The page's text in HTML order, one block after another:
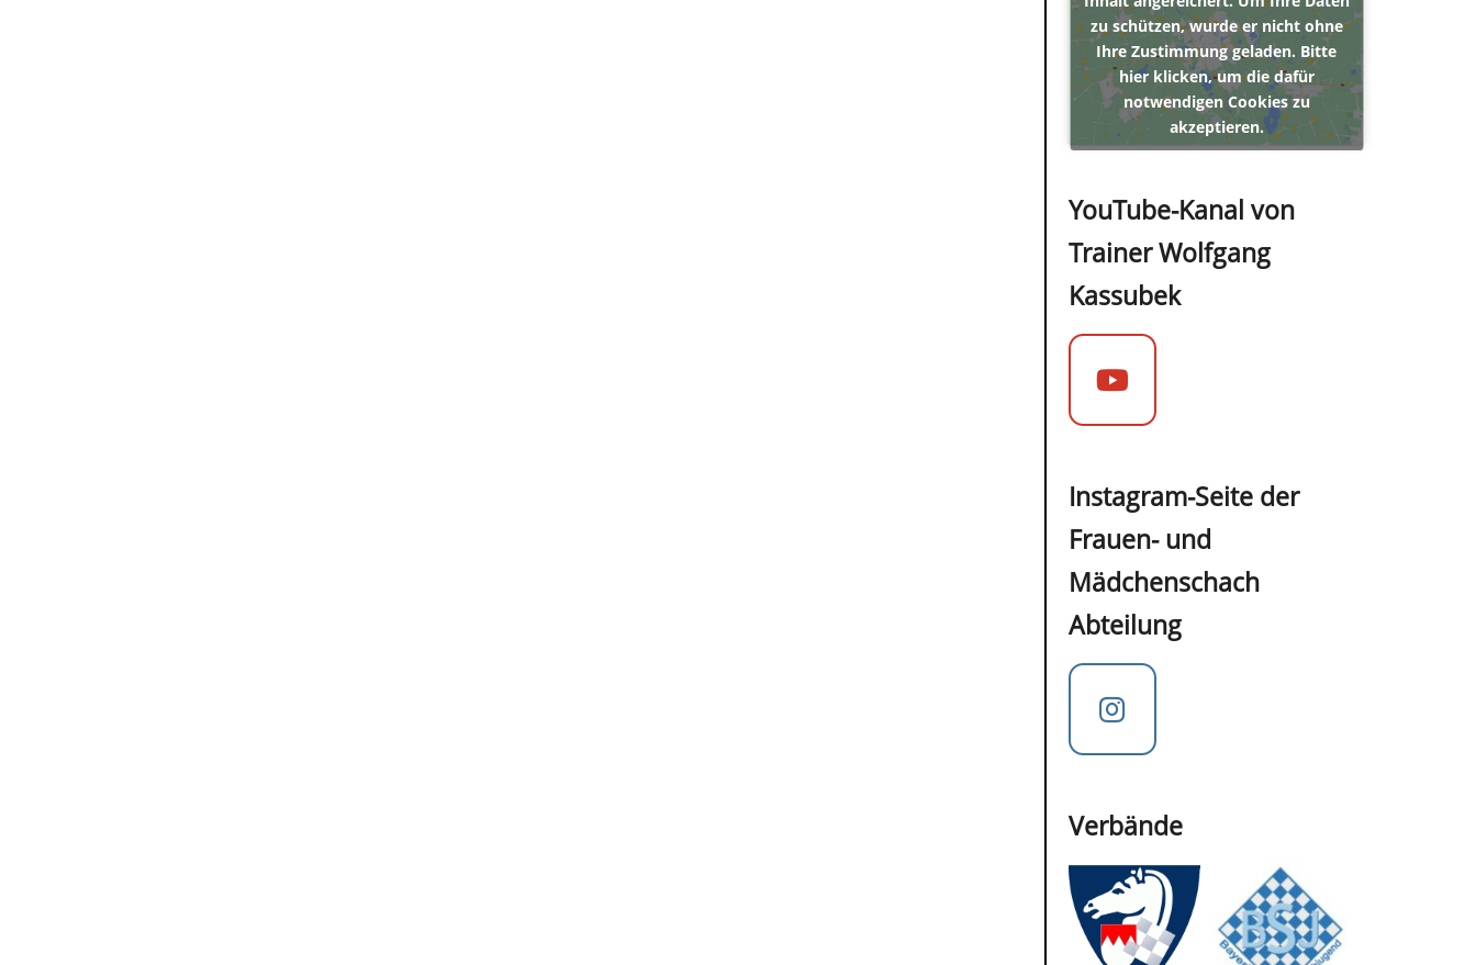
zu schützen, wurde er nicht ohne
Ihre Zustimmung geladen. Bitte
hier klicken, um die dafür
notwendigen Cookies zu
akzeptieren.
YouTube-Kanal von
Trainer Wolfgang
Kassubek
Instagram-Seite der
Frauen- und
Mädchenschach
Abteilung
Verbände